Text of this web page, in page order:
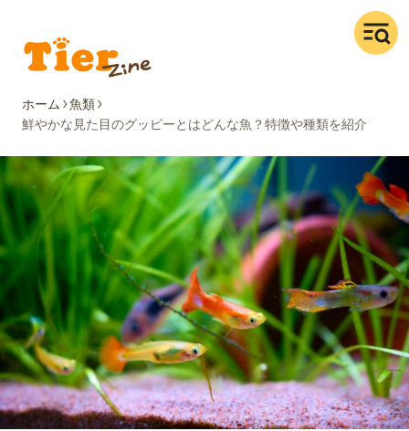
ホーム
魚類
鮮やかな見た目のグッピーとはどんな魚？特徴や種類を紹介